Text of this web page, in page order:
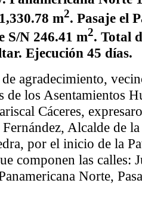
m2. Pasaje el
S/N 246.41 m2. Total
Ejecución 45 días.
agradecimiento,
de los Asentamientos
Cáceres,
Alcalde de
por el inicio de la
componen las calles:
Norte,